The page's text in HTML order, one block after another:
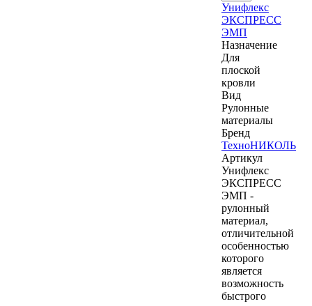
Унифлекс
ЭКСПРЕСС
ЭМП
Назначение
Для
плоской
кровли
Вид
Рулонные
материалы
Бренд
ТехноНИКОЛЬ
Артикул
Унифлекс
ЭКСПРЕСС
ЭМП -
рулонный
материал,
отличительной
особенностью
которого
является
возможность
быстрого